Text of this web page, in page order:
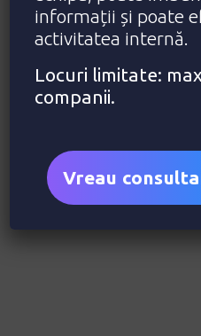
informații și poate
activitatea internă.
Locuri limitate:
companii.
Vreau